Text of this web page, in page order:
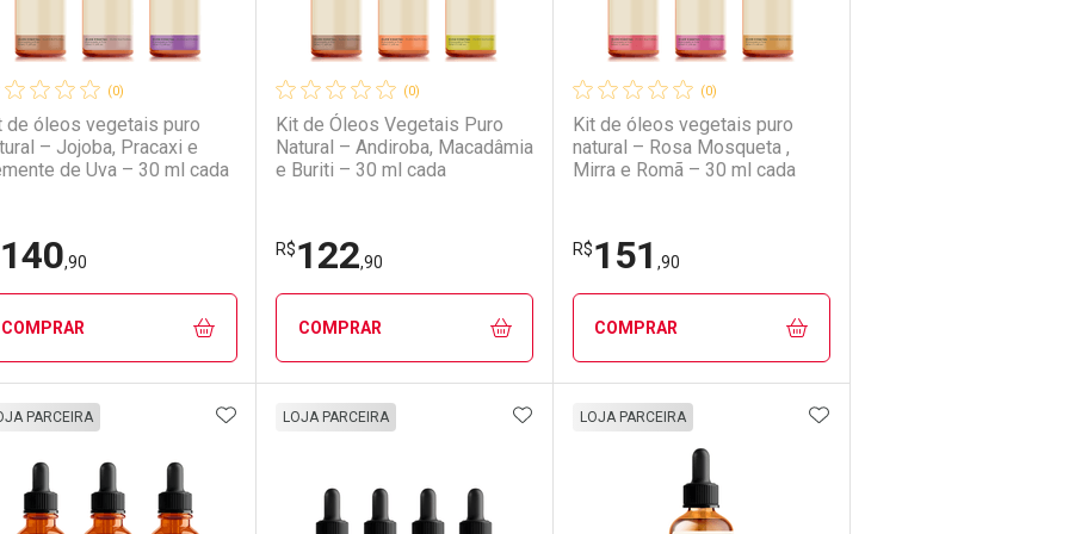
Ativar Desconto
Comprar sem Desconto
Comprar sem Desconto
Ativar Desconto
Comprar sem Desconto
Comprar sem Desconto
Ativar Desconto
Comprar sem Desconto
Comprar sem Desconto
(0)
de óleos vegetais puro
– Jojoba, Pracaxi e
de Uva – 30 ml cada
140,90
COMPRAR
FECHAR
FECHAR
Menos
(0)
Kit de Óleos Vegetais Puro
Natural – Andiroba, Macadâmia
e Buriti – 30 ml cada
R$122,90
COMPRAR
FECHAR
FECHAR
(0)
Kit de óleos vegetais puro
natural – Rosa Mosqueta ,
Mirra e Romã – 30 ml cada
R$151 ,90
COMPRAR
FECHAR
Laboratório
FECHAR
Por Menos
PARCEIRA ADICIONAR AOS FAVORITOS
LOJA PARCEIRA ADICIONAR AOS FAVORITOS
LOJA PARCEIRA ADICIONAR AOS